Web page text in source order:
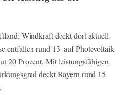
Windkraft deckt dort aktuell
entfallen rund 13, auf Photovoltaik
20 Prozent. Mit leistungsfähigen
deckt Bayern rund 15